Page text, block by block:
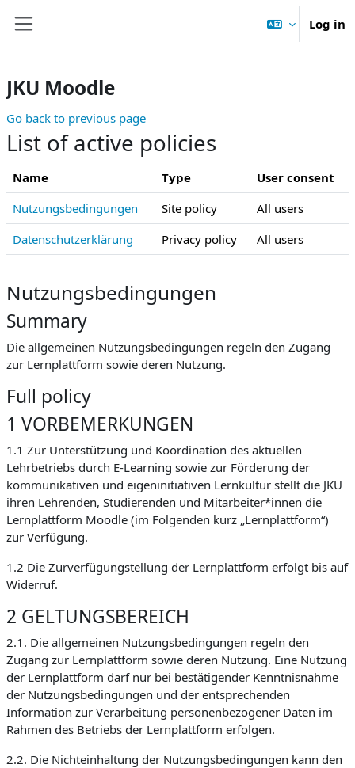
Log in
JKU Moodle
Go back to previous page
List of active policies
Name Type
User consent
Nutzungsbedingungen
Site policy
All users
Datenschutzerklärung
Privacy policy All users
Nutzungsbedingungen
Summary
Die allgemeinen Nutzungsbedingungen regeln den Zugang
zur Lernplattform sowie deren Nutzung.
Full policy
1 VORBEMERKUNGEN
1.1 Zur Unterstützung und Koordination des aktuellen
Lehrbetriebs durch E-Learning sowie zur Förderung der
kommunikativen und eigeninitiativen Lernkultur stellt die JKU
ihren Lehrenden, Studierenden und Mitarbeiter*innen die
Lernplattform Moodle (im Folgenden kurz „Lernplattform“)
zur Verfügung.
1.2 Die Zurverfügungstellung der Lernplattform erfolgt bis auf
Widerruf.
2 GELTUNGSBEREICH
2.1. Die allgemeinen Nutzungsbedingungen regeln den
Zugang zur Lernplattform sowie deren Nutzung. Eine Nutzung
der Lernplattform darf nur bei bestätigender Kenntnisnahme
der Nutzungsbedingungen und der entsprechenden
Information zur Verarbeitung personenbezogener Daten im
Rahmen des Betriebs der Lernplattform erfolgen.
2.2. Die Nichteinhaltung der Nutzungsbedingungen kann den